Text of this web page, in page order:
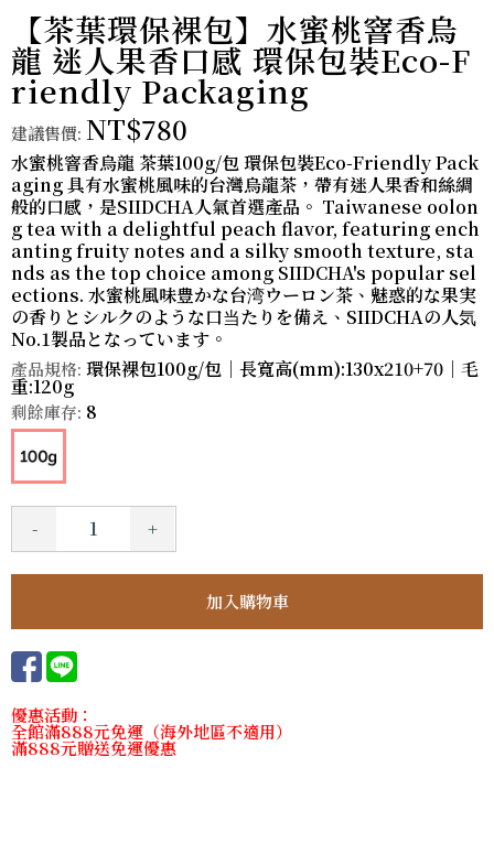
【茶葉環保裸包】水蜜桃窨香烏
龍 迷人果香口感 環保包裝Eco-F
riendly Packaging
建議售價: NT$780
水蜜桃窨香烏龍 茶葉100g/包 環保包裝Eco-Friendly Pack
aging 具有水蜜桃風味的台灣烏龍茶，帶有迷人果香和絲綢
般的口感，是SIIDCHA人氣首選產品。 Taiwanese oolon
g tea with a delightful peach flavor, featuring ench
anting fruity notes and a silky smooth texture, sta
nds as the top choice among SIIDCHA's popular sel
ections. 水蜜桃風味豊かな台湾ウーロン茶、魅惑的な果実
の香りとシルクのような口当たりを備え、SIIDCHAの人気
No.1製品となっています。
產品規格: 環保裸包100g/包｜長寬高(mm):130x210+70｜毛
重:120g
剩餘庫存: 8
- +
優惠活動：
全館滿888元免運（海外地區不適用）
滿888元贈送免運優惠